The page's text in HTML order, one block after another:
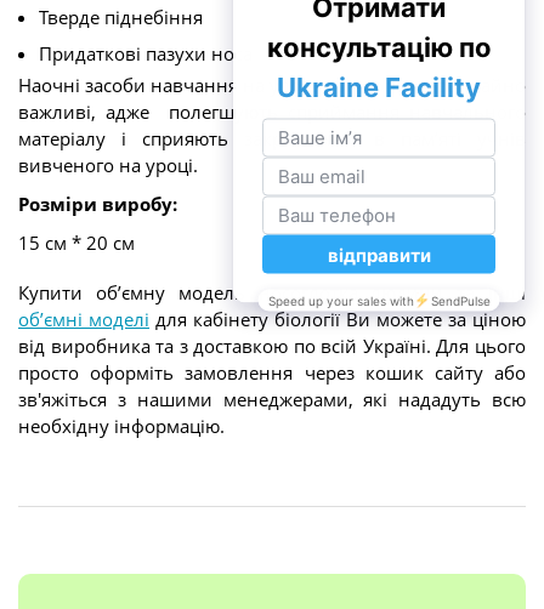
Тверде піднебіння
Придаткові пазухи носа
Наочні засоби навчання на уроках біології надзвичайно
важливі, адже полегшують сприймання навчального
матеріалу і сприяють закріпленню в пам’яті учнів
вивченого на уроці.
Розміри виробу:
15 см * 20 см
Купити обʼємну модель носоглотка людини та інші
обʼємні моделі для кабінету біології Ви можете за ціною
від виробника та з доставкою по всій Україні. Для цього
просто оформіть замовлення через кошик сайту або
зв'яжіться з нашими менеджерами, які нададуть всю
необхідну інформацію.